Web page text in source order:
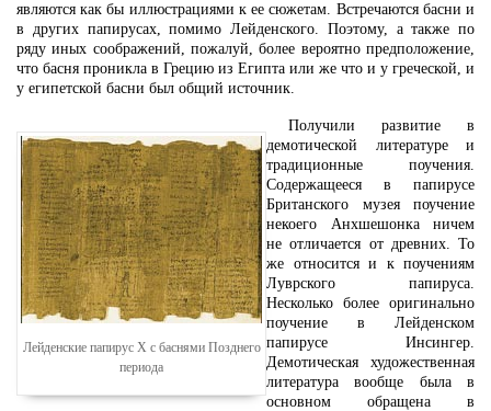
являются как бы иллюстрациями к ее сюжетам. Встречаются басни и
в других папирусах, помимо Лейденского. Поэтому, а также по
ряду иных соображений, пожалуй, более вероятно предположение,
что басня проникла в Грецию из Египта или же что и у греческой, и
у египетской басни был общий источник.
Лейденские папирус X с баснями Позднего
периода
Получили развитие в
демотической литературе и
традиционные поучения.
Содержащееся в папирусе
Британского музея поучение
некоего Анхшешонка ничем
не отличается от древних. То
же относится и к поучениям
Луврского папируса.
Несколько более оригинально
поучение в Лейденском
папирусе Инсингер.
Демотическая художественная
литература вообще была в
основном обращена в